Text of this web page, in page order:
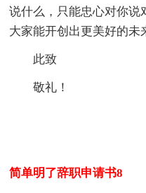
说什么，只能忠心对你说
大家能开创出更美好的未
此致
敬礼！
简单明了辞职申请书8